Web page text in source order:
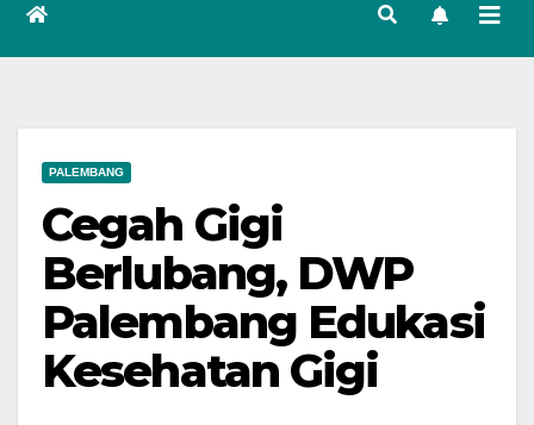
PALEMBANG
Cegah Gigi
Berlubang, DWP
Palembang Edukasi
Kesehatan Gigi